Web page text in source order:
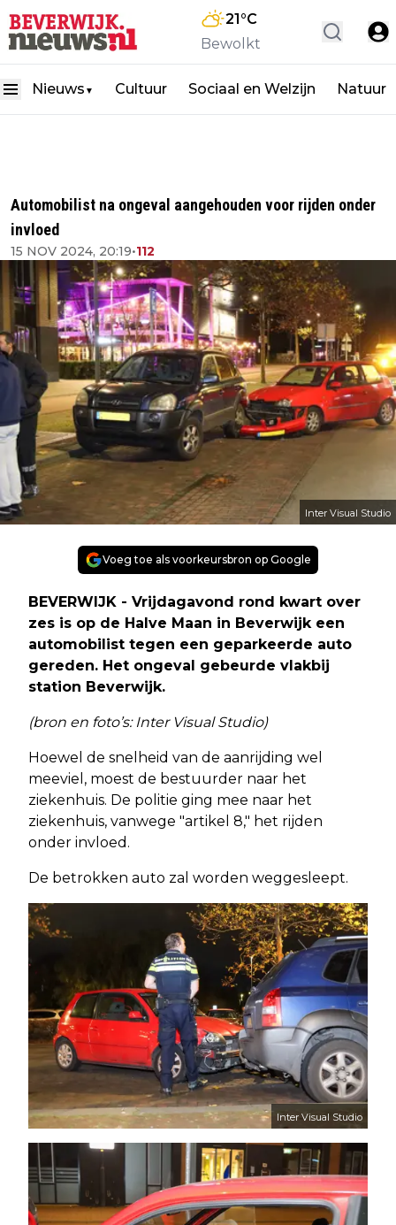
21°C
Bewolkt
Nieuws ▼ Cultuur Sociaal en Welzijn Natuur
Automobilist na ongeval aangehouden voor rijden onder
invloed
15 NOV 2024, 20:19•112
Inter Visual Studio
Voeg toe als voorkeursbron op Google
BEVERWIJK - Vrijdagavond rond kwart over
zes is op de Halve Maan in Beverwijk een
automobilist tegen een geparkeerde auto
gereden. Het ongeval gebeurde vlakbij
station Beverwijk.
(bron en foto’s: Inter Visual Studio)
Hoewel de snelheid van de aanrijding wel
meeviel, moest de bestuurder naar het
ziekenhuis. De politie ging mee naar het
ziekenhuis, vanwege "artikel 8," het rijden
onder invloed.
De betrokken auto zal worden weggesleept.
Inter Visual Studio